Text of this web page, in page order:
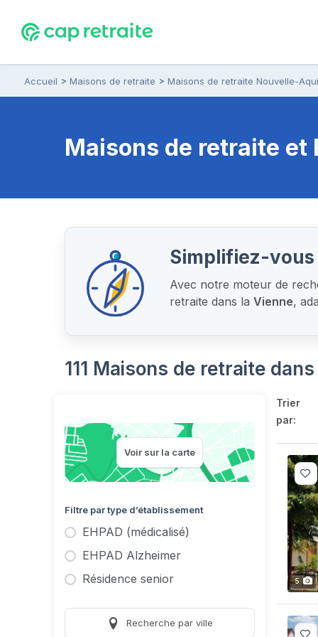
Accueil Maisons de retraite Maisons de retraite Nouvelle-
Maisons de retraite et
Simplifiez-vous
Avec notre moteur de
retraite dans la Vienne,
111 Maisons de retraite
Voir sur la carte
Filtre par type d’établissement
EHPAD (médicalisé)
EHPAD Alzheimer
Résidence senior
Recherche par ville
Trier
par:
5